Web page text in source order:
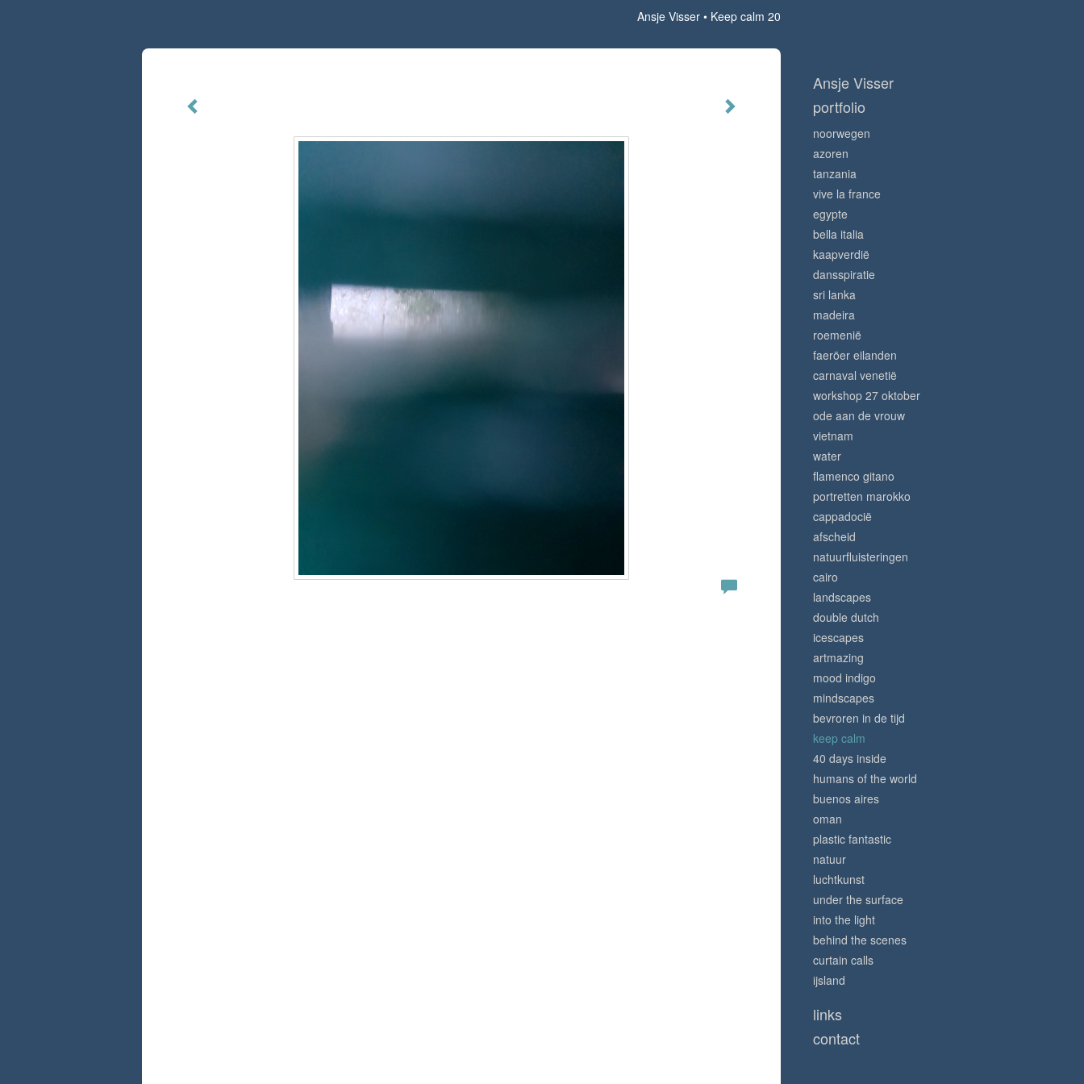
Ansje Visser Keep calm 20
Ansje Visser
portfolio
noorwegen
azoren
tanzania
vive la france
egypte
bella italia
kaapverdië
dansspiratie
sri lanka
madeira
roemenië
faeröer eilanden
carnaval venetië
workshop 27 oktober
ode aan de vrouw
vietnam
water
flamenco gitano
portretten marokko
cappadocië
afscheid
natuurfluisteringen
cairo
landscapes
double dutch
icescapes
artmazing
mood indigo
mindscapes
bevroren in de tijd
keep calm
40 days inside
humans of the world
buenos aires
oman
plastic fantastic
natuur
luchtkunst
under the surface
into the light
behind the scenes
curtain calls
ijsland
links
contact